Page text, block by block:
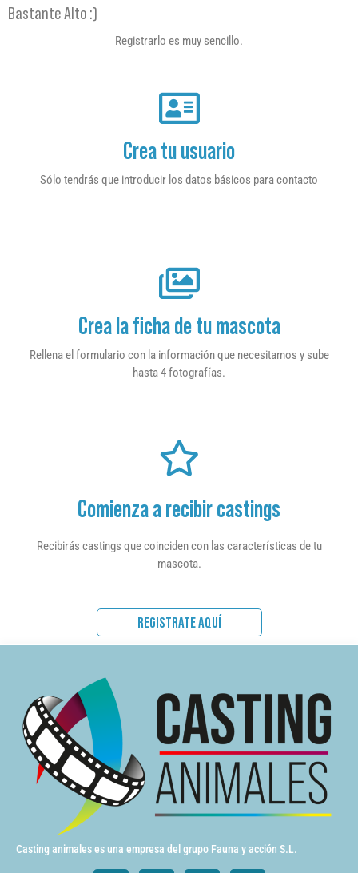
Bastante Alto :)
Registrarlo es muy sencillo.
Crea tu usuario
Sólo tendrás que introducir los datos básicos para contacto
Crea la ficha de tu mascota
Rellena el formulario con la información que necesitamos y sube
hasta 4 fotografías.
Comienza a recibir castings
Recibirás castings que coinciden con las características de tu
mascota.
REGISTRATE AQUÍ
Casting animales es una empresa del grupo Fauna y acción S.L.